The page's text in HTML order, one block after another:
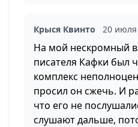
Крыся Квинто 20 июля
На мой нескромный
писателя Кафки был
комплекс
просил он сжечь. И
что его не
слушают дальше,